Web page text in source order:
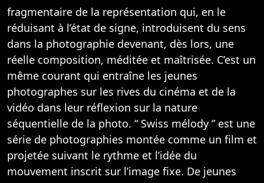
fragmentaire de la représentation qui, en le
réduisant à l’état de signe, introduisent du sens
dans la photographie devenant, dès lors, une
réelle composition, méditée et maîtrisée. C’est un
même courant qui entraîne les jeunes
photographes sur les rives du cinéma et de la
vidéo dans leur réflexion sur la nature
séquentielle de la photo. “ Swiss mélody ” est une
série de photographies montée comme un film et
projetée suivant le rythme et l’idée du
mouvement inscrit sur l’image fixe. De jeunes